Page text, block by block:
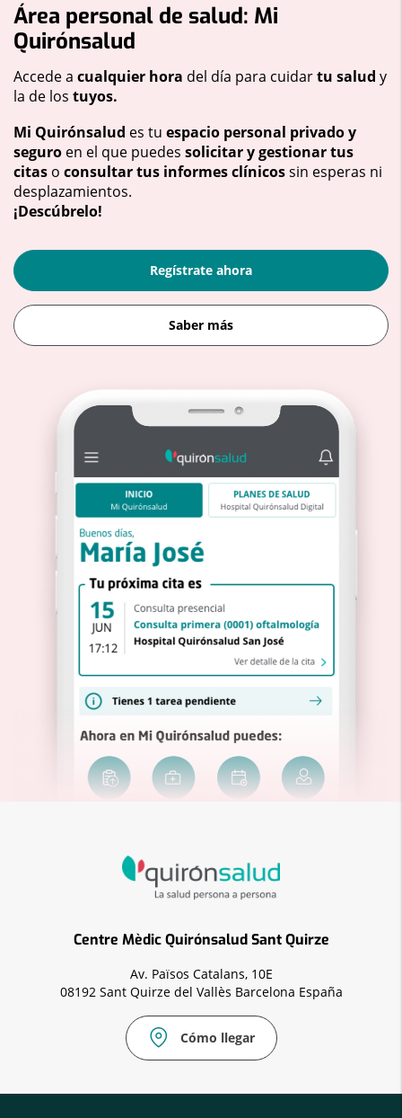
Área personal de salud: Mi
Quirónsalud
Accede a cualquier hora del día para cuidartu salud y
la de los tuyos.
Mi Quirónsalud es tu espacio personal privado y
seguro en el que puedes solicitar y gestionar tus
citas o consultar tus informes clínicossin esperas ni
desplazamientos.
¡Descúbrelo!
Regístrate ahora
Saber más
Centre Mèdic Quirónsalud Sant Quirze
Av. Països Catalans, 10E
08192 Sant Quirze del Vallès Barcelona España
Cómo llegar